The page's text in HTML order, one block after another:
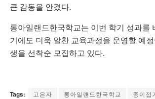
큰 감동을 안겼다.
롱아일랜드한국학교는 이번 학기 성과를
기에도 더욱 알찬 교육과정을 운영할 예
생을 선착순 모집하고 있다.
Tags: 고은자 롱아일랜드한국학교 종이접